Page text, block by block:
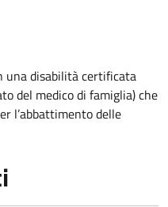
una disabilità certificata
del medico di famiglia) che
l’abbattimento delle